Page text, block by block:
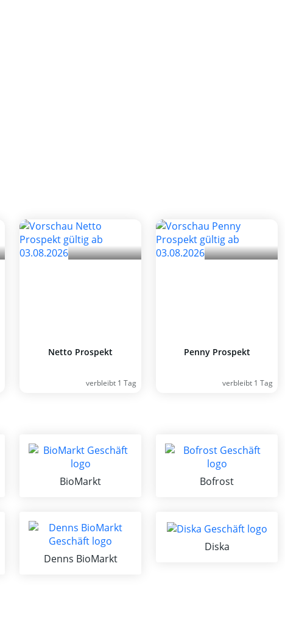
Netto Prospekt
verbleibt 1 Tag
Penny Prospekt
verbleibt 1 Tag
BioMarkt Bofrost
Denns BioMarkt
Diska